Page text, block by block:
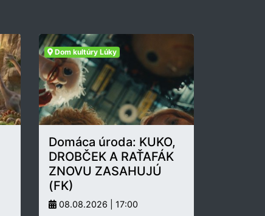
Dom kultúry Lúky
Domáca úroda: KUKO,
DROBČEK A RAŤAFÁK
ZNOVU ZASAHUJÚ
(FK)
08.08.2026 | 17:00